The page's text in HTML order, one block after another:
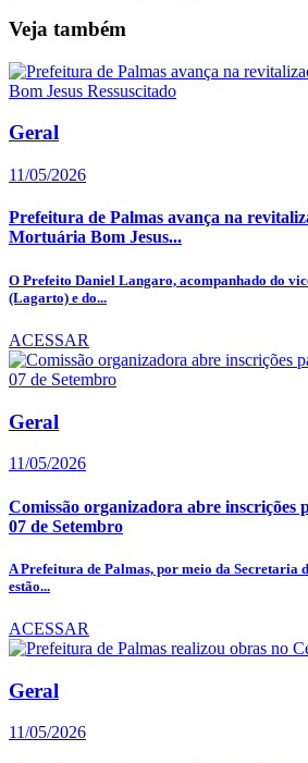
Veja também
Geral
11/05/2026
Prefeitura de Palmas avança na
Mortuária Bom Jesus...
O Prefeito Daniel Langaro, acompanhado do
(Lagarto) e do...
ACESSAR
Geral
11/05/2026
Comissão organizadora abre inscrições
07 de Setembro
A Prefeitura de Palmas, por meio da Secretaria
estão...
ACESSAR
Geral
11/05/2026